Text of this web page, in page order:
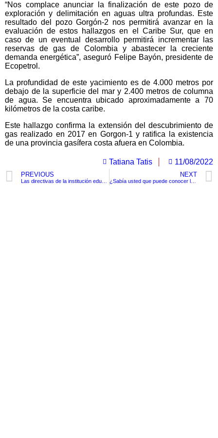
“Nos complace anunciar la finalización de este pozo de
exploración y delimitación en aguas ultra profundas. Este
resultado del pozo Gorgón-2 nos permitirá avanzar en la
evaluación de estos hallazgos en el Caribe Sur, que en
caso de un eventual desarrollo permitirá incrementar las
reservas de gas de Colombia y abastecer la creciente
demanda energética”, aseguró Felipe Bayón, presidente de
Ecopetrol.
La profundidad de este yacimiento es de 4.000 metros por
debajo de la superficie del mar y 2.400 metros de columna
de agua. Se encuentra ubicado aproximadamente a 70
kilómetros de la costa caribe.
Este hallazgo confirma la extensión del descubrimiento de
gas realizado en 2017 en Gorgon-1 y ratifica la existencia
de una provincia gasífera costa afuera en Colombia.
Tatiana Tatis 11/08/2022
PREVIOUS NEXT
¿Sabía usted que puede conocer la Casa de Nariño?